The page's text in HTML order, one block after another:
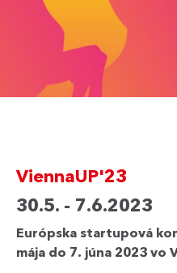
ViennaUP'23
30.5. - 7.6.2023
Európska startupová
mája do 7. júna 2023 vo